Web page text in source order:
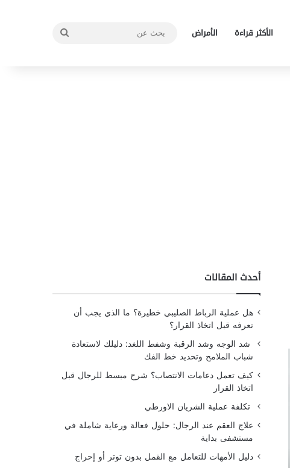
الأكثر قراءة الأمراض
أحدث المقالات
هل عملية الرباط الصليبي خطيرة؟ ما الذي يجب أن
تعرفه قبل اتخاذ القرار؟
شد الوجه وشد الرقبة وشفط اللغد: دليلك لاستعادة
شباب الملامح وتحديد خط الفك
كيف تعمل دعامات الانتصاب؟ شرح مبسط للرجال قبل
اتخاذ القرار
تكلفة عملية الشريان الاورطي
علاج العقم عند الرجال: حلول فعالة ورعاية شاملة في
مستشفى بداية
دليل الأمهات للتعامل مع القمل بدون توتر أو إحراج